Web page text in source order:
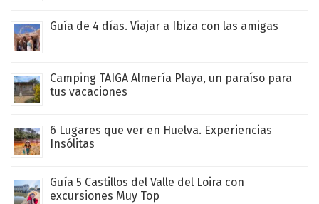
Guía de 4 días. Viajar a Ibiza con las amigas
Camping TAIGA Almería Playa, un paraíso para
tus vacaciones
6 Lugares que ver en Huelva. Experiencias
Insólitas
Guía 5 Castillos del Valle del Loira con
excursiones Muy Top